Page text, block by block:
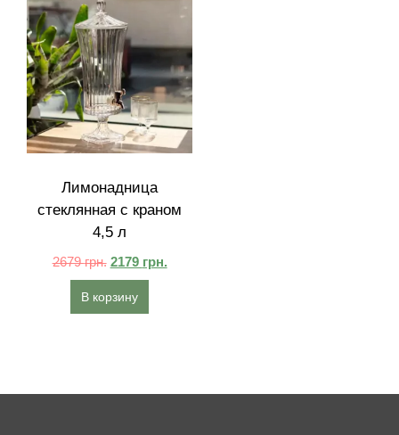
Лимонадница
стеклянная с краном
4,5 л
2679грн. 2179 грн.
В корзину